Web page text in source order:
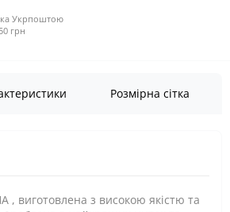
Укрпоштою
грн
Розмірна сітка
виготовлена з високою якістю та